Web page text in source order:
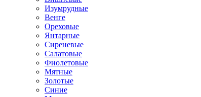
Изумрудные
Венге
Ореховые
Янтарные
Сиреневые
Салатовые
Фиолетовые
Мятные
Золотые
Синие